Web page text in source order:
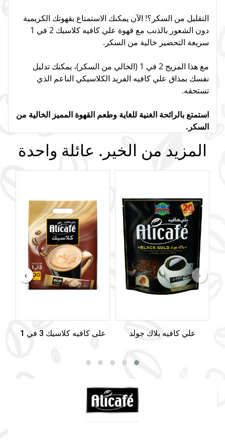
التقليل من السكر؟! الآن يمكنك الاستمتاع بقهوتك الكريمية
سريعة التحضير خالية من السكر.
مع هذا المزيج 2 في 1 (الخالي من السكر)، يمكنك تدليل
نفسك بمذاق علي كافيه الفريد الكلاسيكي الناعم الذي
تستحقه.
استمتع بالرائحة الغنية للغاية وطعم القهوة المميز الخالية من
السكر.
المزيد من الخير. عائلة واحدة
علي كافيه بلاك جولد على كافيه كلاسيك 3 في 1
‹
›